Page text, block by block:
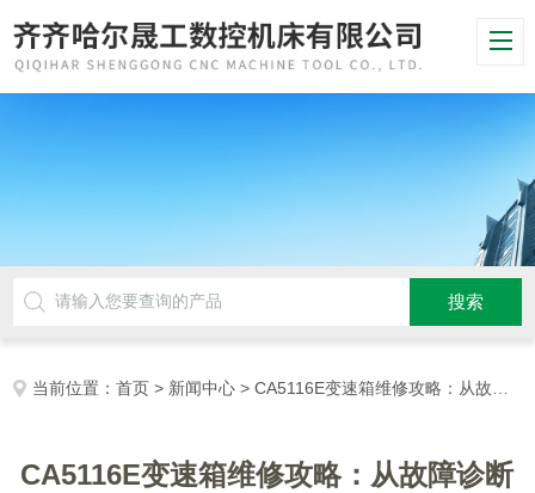
当前位置：首页 > 新闻中心 > CA5116E变速箱维修攻略：从故障诊断到专业修复的指南
CA5116E变速箱维修攻略：从故障诊断